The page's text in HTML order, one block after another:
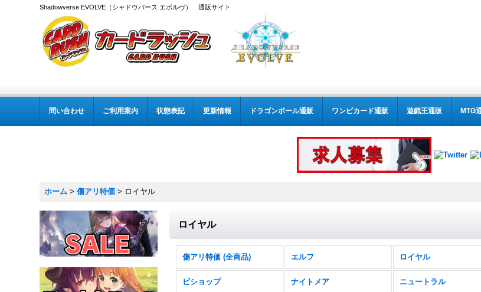
Shadowverse EVOLVE（シャドウバース エボルヴ） 通販サイト
問い合わせ ご利用案内 状態表記 更新情報 ドラゴンボール通販 ワンピカード通販 遊戯王通販 MTG
ホーム > 傷アリ特価 > ロイヤル
ロイヤル
傷アリ特価 (全商品) エルフ ロイヤル
ビショップ ナイトメア ニュートラル